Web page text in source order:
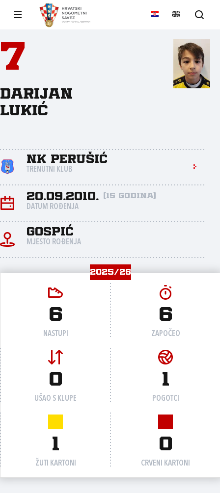
7
Darijan
Lukić
NK Perušić
TRENUTNI KLUB
20.09.2010. (15 godina)
DATUM ROĐENJA
Gospić
MJESTO ROĐENJA
2025/26
6
NASTUPI
6
ZAPOČEO
0
UŠAO S KLUPE
1
POGOTCI
1
ŽUTI KARTONI
0
CRVENI KARTONI